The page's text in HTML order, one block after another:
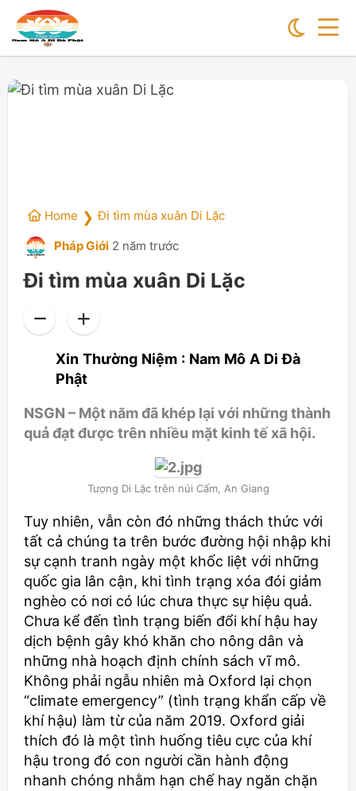
Home ❯ Đi tìm mùa xuân Di Lặc
Pháp Giới 2 năm trước
Đi tìm mùa xuân Di Lặc
Xin Thường Niệm : Nam Mô A Di Đà
Phật
NSGN – Một năm đã khép lại với những thành
quả đạt được trên nhiều mặt kinh tế xã hội.
Tượng Di Lặc trên núi Cấm, An Giang
Tuy nhiên, vẫn còn đó những thách thức với
tất cả chúng ta trên bước đường hội nhập khi
sự cạnh tranh ngày một khốc liệt với những
quốc gia lân cận, khi tình trạng xóa đói giảm
nghèo có nơi có lúc chưa thực sự hiệu quả.
Chưa kể đến tình trạng biến đổi khí hậu hay
dịch bệnh gây khó khăn cho nông dân và
những nhà hoạch định chính sách vĩ mô.
Không phải ngẫu nhiên mà Oxford lại chọn
“climate emergency” (tình trạng khẩn cấp về
khí hậu) làm từ của năm 2019. Oxford giải
thích đó là một tình huống tiêu cực của khí
hậu trong đó con người cần hành động
nhanh chóng nhằm hạn chế hay ngăn chặn